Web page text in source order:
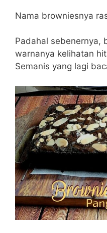
Nama browniesnya
Padahal sebenernya,
warnanya kelihatan
Semanis yang lagi